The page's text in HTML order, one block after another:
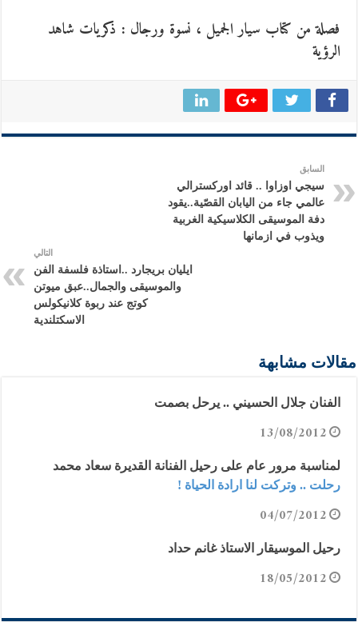
فصلة من كتاب سيار الجميل ، نسوة ورجال : ذكريات شاهد
الرؤية
السابق
سيجي اوزاوا .. قائد اوركسترالي
عالمي جاء من اليابان القصّية..يقود
دفة الموسيقى الكلاسيكية الغربية
ويذوب في ازمانها
التالي
ايليان بريجارد ..استاذة فلسفة الفن
والموسيقى والجمال..عبق ميوتن
كوتج عند ربوة كلانيكولس
الاسكتلندية
مقالات مشابهة
الفنان جلال الحسيني .. يرحل بصمت
13/08/2012
لمناسبة مرور عام على رحيل الفنانة القديرة سعاد محمد
رحلت .. وتركت لنا ارادة الحياة !
04/07/2012
رحيل الموسيقار الاستاذ غانم حداد
18/05/2012